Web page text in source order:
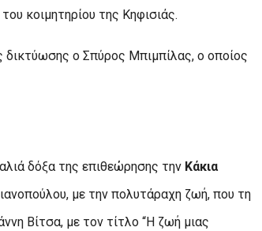
κοιμητηρίου της Κηφισιάς.
δικτύωσης ο Σπύρος Μπιμπίλας, ο οποίος
δόξα της επιθεώρησης την Κάκια
με την πολυτάραχη ζωή, που τη
Βίτσα, με τον τίτλο “Η ζωή μιας